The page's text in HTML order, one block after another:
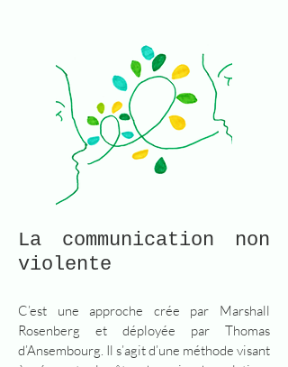
La communication non
violente
C’est une approche crée par Marshall
Rosenberg et déployée par Thomas
d’Ansembourg. Il s’agit d’une méthode visant